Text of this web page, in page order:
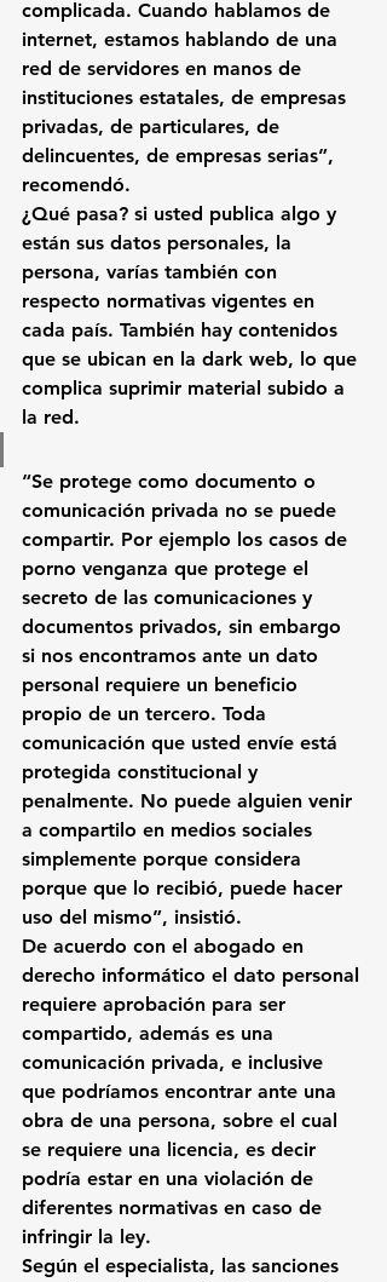
complicada. Cuando hablamos de
internet, estamos hablando de una
red de servidores en manos de
instituciones estatales, de empresas
privadas, de particulares, de
delincuentes, de empresas serias”,
recomendó.
¿Qué pasa? si usted publica algo y
están sus datos personales, la
persona, varías también con
respecto normativas vigentes en
cada país. También hay contenidos
que se ubican en la dark web, lo que
complica suprimir material subido a
la red.
“Se protege como documento o
comunicación privada no se puede
compartir. Por ejemplo los casos de
porno venganza que protege el
secreto de las comunicaciones y
documentos privados, sin embargo
si nos encontramos ante un dato
personal requiere un beneficio
propio de un tercero. Toda
comunicación que usted envíe está
protegida constitucional y
penalmente. No puede alguien venir
a compartilo en medios sociales
simplemente porque considera
porque que lo recibió, puede hacer
uso del mismo”, insistió.
De acuerdo con el abogado en
derecho informático el dato personal
requiere aprobación para ser
compartido, además es una
comunicación privada, e inclusive
que podríamos encontrar ante una
obra de una persona, sobre el cual
se requiere una licencia, es decir
podría estar en una violación de
diferentes normativas en caso de
infringir la ley.
Según el especialista, las sanciones